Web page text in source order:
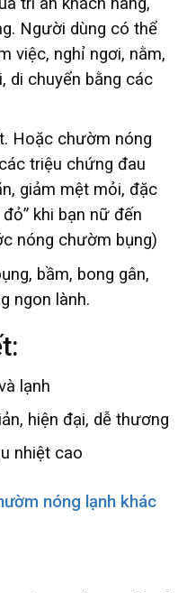
Người dùng có thể
việc, nghỉ ngơi, nằm,
di chuyển bằng các
Hoặc chườm nóng
triệu chứng đau
giảm mệt mỏi, đặc
khi bạn nữ đến
nóng chườm bụng)
bầm, bong gân,
ngon lành.
lạnh
hiện đại, dễ thương
nhiệt cao
nóng lạnh khác